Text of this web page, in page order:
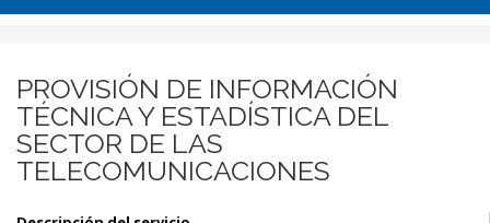
PROVISIÓN DE INFORMACIÓN
TÉCNICA Y ESTADÍSTICA DEL
SECTOR DE LAS
TELECOMUNICACIONES